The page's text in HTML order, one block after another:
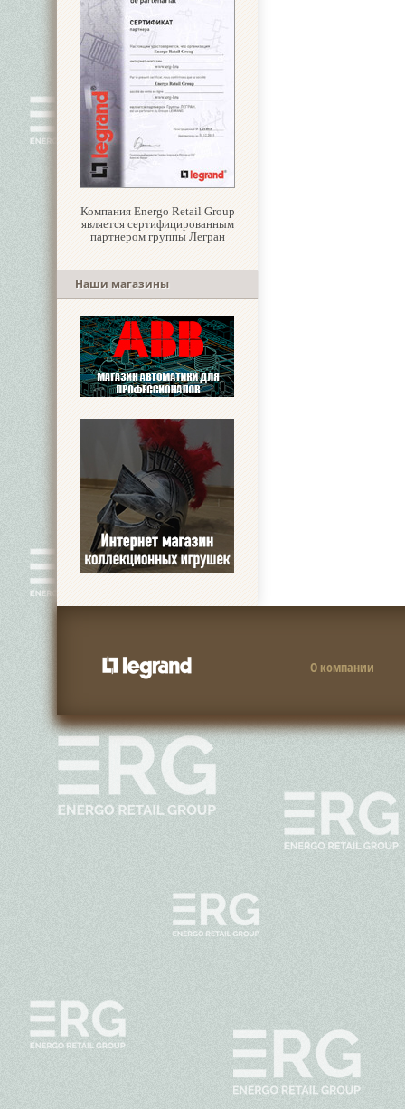
Компания Energo Retail Group
является сертифицированным
партнером группы Легран
Наши магазины
О компании